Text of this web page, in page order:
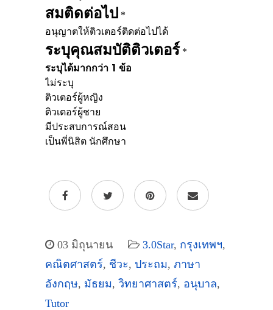
03 มิถุนายน 3.0Star, กรุงเทพฯ,
คณิตศาสตร์, ชีวะ, ประถม, ภาษา
อังกฤษ, มัธยม, วิทยาศาสตร์, อนุบาล,
Tutor